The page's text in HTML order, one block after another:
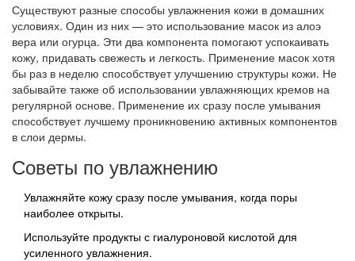
Существуют разные способы увлажнения кожи в домашних
условиях. Один из них — это использование масок из алоэ
вера или огурца. Эти два компонента помогают успокаивать
кожу, придавать свежесть и легкость. Применение масок хотя
бы раз в неделю способствует улучшению структуры кожи. Не
забывайте также об использовании увлажняющих кремов на
регулярной основе. Применение их сразу после умывания
способствует лучшему проникновению активных компонентов
в слои дермы.
Советы по увлажнению
Увлажняйте кожу сразу после умывания, когда поры
наиболее открыты.
Используйте продукты с гиалуроновой кислотой для
усиленного увлажнения.